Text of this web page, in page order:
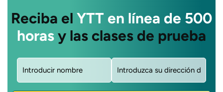
Reciba el YTT en línea de 500
horasy las clases de prueba
electrónico